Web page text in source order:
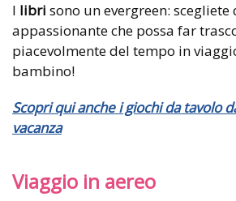
I libri sono un evergreen:
appassionante che possa far
piacevolmente del tempo in
bambino!
Scopri qui anche i giochi da tavolo
vacanza
Viaggio in aereo